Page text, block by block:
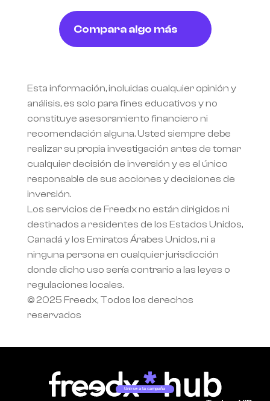
Compara algo más
Esta información, incluidas cualquier opinión y
análisis, es solo para fines educativos y no
constituye asesoramiento financiero ni
recomendación alguna. Usted siempre debe
realizar su propia investigación antes de tomar
cualquier decisión de inversión y es el único
responsable de sus acciones y decisiones de
inversión.
Los servicios de Freedx no están dirigidos ni
destinados a residentes de los Estados Unidos,
Canadá y los Emiratos Árabes Unidos, ni a
ninguna persona en cualquier jurisdicción
donde dicho uso sería contrario a las leyes o
regulaciones locales.
© 2025 Freedx, Todos los derechos
reservados
Unirse a la campaña